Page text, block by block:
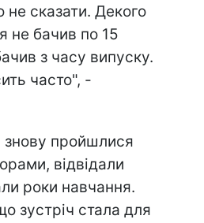
не сказати. Декого
я не бачив по 15
з часу випуску.
часто", -
знову пройшлися
відвідали
роки навчання.
зустріч стала для